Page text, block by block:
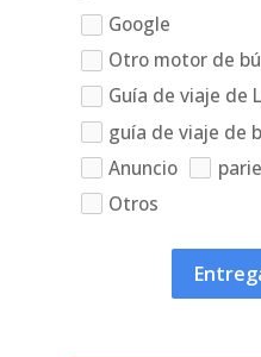
Google
Otro motor de
Guía de viaje de
guía de viaje de
Anuncio
Otros